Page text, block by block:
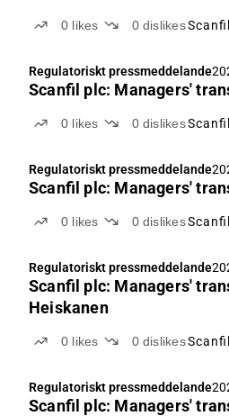
0 likes 0 dislikesScanfil
Regulatoriskt pressmeddelande
Scanfil plc: Managers'
0 likes 0 dislikesScanfil
Regulatoriskt pressmeddelande
Scanfil plc: Managers'
0 likes 0 dislikesScanfil
Regulatoriskt pressmeddelande
Scanfil plc: Managers'
Heiskanen
0 likes 0 dislikesScanfil
Regulatoriskt pressmeddelande
Scanfil plc: Managers'